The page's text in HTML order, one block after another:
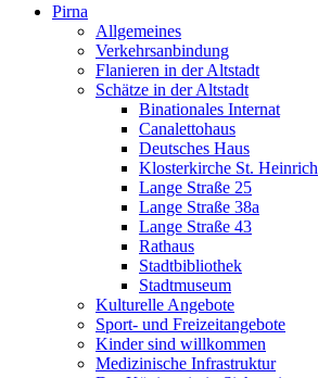
Pirna
Allgemeines
Verkehrsanbindung
Flanieren in der Altstadt
Schätze in der Altstadt
Binationales Internat
Canalettohaus
Deutsches Haus
Klosterkirche St. Heinrich
Lange Straße 25
Lange Straße 38a
Lange Straße 43
Rathaus
Stadtbibliothek
Stadtmuseum
Kulturelle Angebote
Sport- und Freizeitangebote
Kinder sind willkommen
Medizinische Infrastruktur